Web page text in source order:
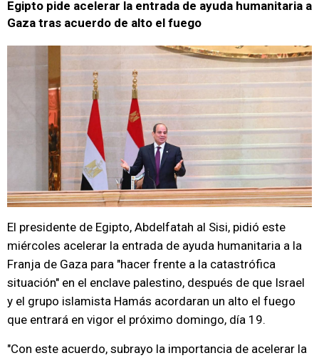
Egipto pide acelerar la entrada de ayuda humanitaria a
Gaza tras acuerdo de alto el fuego
El presidente de Egipto, Abdelfatah al Sisi, pidió este
miércoles acelerar la entrada de ayuda humanitaria a la
Franja de Gaza para "hacer frente a la catastrófica
situación" en el enclave palestino, después de que Israel
y el grupo islamista Hamás acordaran un alto el fuego
que entrará en vigor el próximo domingo, día 19.
"Con este acuerdo, subrayo la importancia de acelerar la